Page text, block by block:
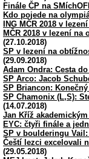
Finále ČP na
Kdo pojede na
ING MČR 2018 v
MČR 2018 v lezení
(27.10.2018)
SP v lezení na
(29.09.2018)
Adam Ondra: Cesta
SP Arco: Jacob
SP Briancon:
SP Chamonix (L,S):
(14.07.2018)
Jan Kříž
EYC: čtyři finále a
SP v boulderingu
Čeští lezci excelovali
(29.05.2018)